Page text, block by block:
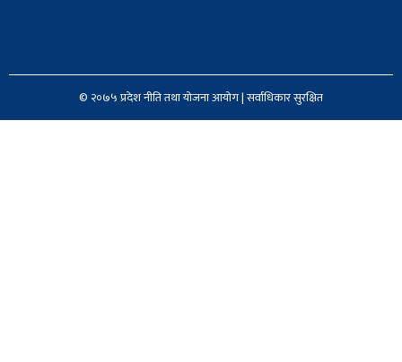
© २०७५ प्रदेश नीति तथा योजना आयोग | सर्वाधिकार सुरक्षित